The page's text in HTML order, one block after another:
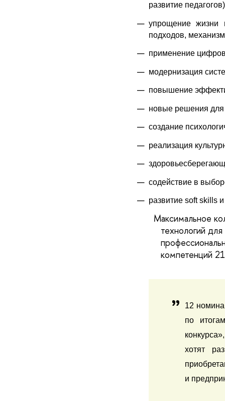
развитие
упрощение жизни
подходов,
применение
модернизация
повышение
новые решения для
создание
реализация
содействие в
развитие soft skills
Максимальное
технологий
компетенций
12
по
хотят
и